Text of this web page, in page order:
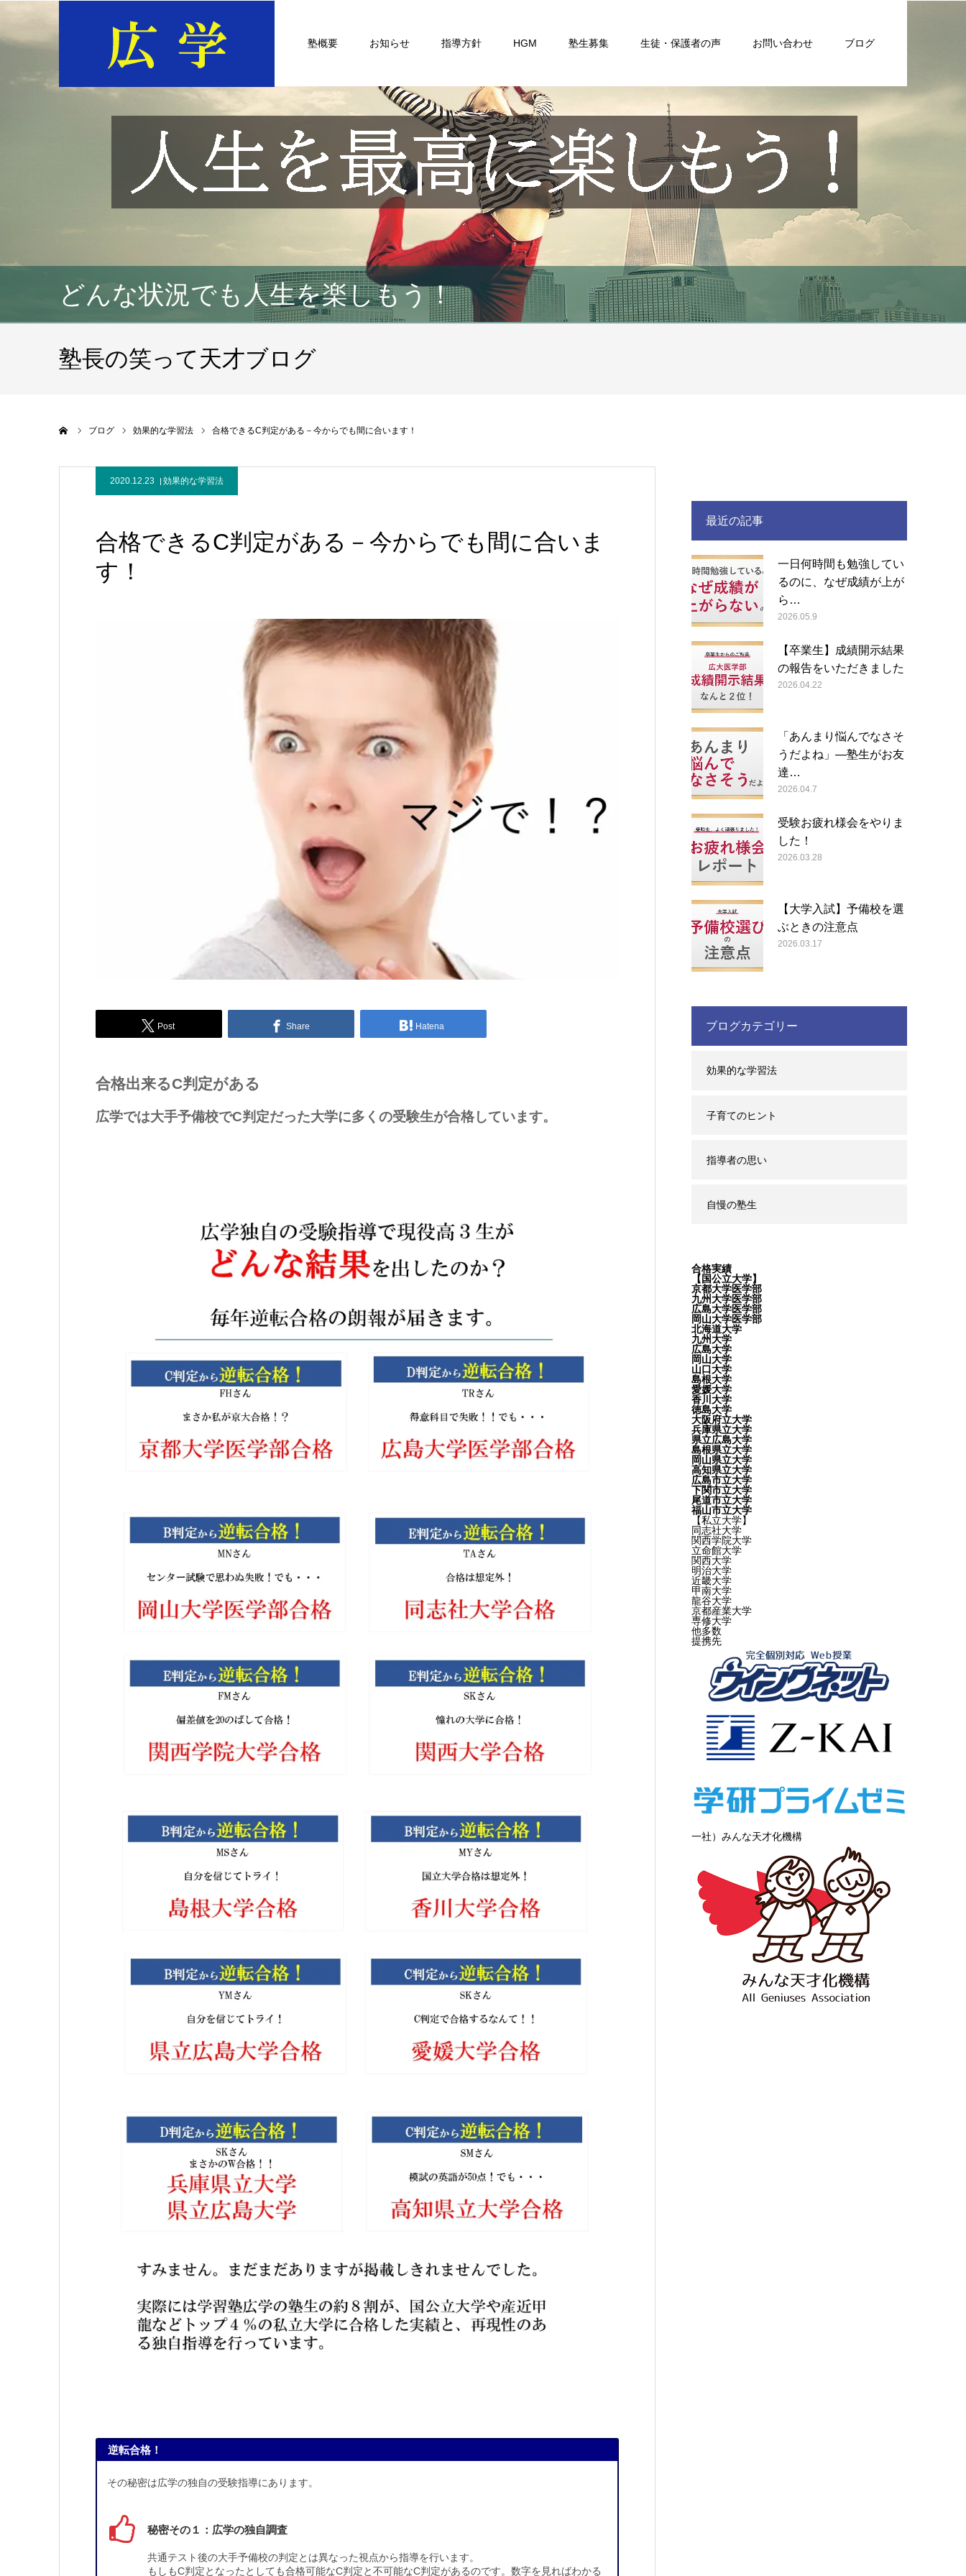
塾概要 お知らせ 指導方針 HGM 塾生募集 生徒・保護者の声 お問い合わせ ブログ
どんな状況でも人生を楽しもう！
塾長の笑って天才ブログ
ブログ 効果的な学習法 合格できるC判定がある－今からでも間に合います！
2020.12.23 効果的な学習法
合格できるC判定がある－今からでも間に合いま
す！
Post Share Hatena
合格出来るC判定がある
広学では大手予備校でC判定だった大学に多くの受験生が合格しています。
逆転合格！
その秘密は広学の独自の受験指導にあります。
秘密その１：広学の独自調査
共通テスト後の大手予備校の判定とは異なった視点から指導を行います。
もしもC判定となったとしても合格可能なC判定と不可能なC判定があるのです。数字を見ればわかる
最近の記事
一日何時間も勉強してい
るのに、なぜ成績が上が
ら…
2026.05.9
【卒業生】成績開示結果
の報告をいただきました
2026.04.22
「あんまり悩んでなさそ
うだよね」―塾生がお友
達…
2026.04.7
受験お疲れ様会をやりま
した！
2026.03.28
【大学入試】予備校を選
ぶときの注意点
2026.03.17
ブログカテゴリー
効果的な学習法
子育てのヒント
指導者の思い
自慢の塾生
合格実績
【国公立大学】
京都大学医学部
九州大学医学部
広島大学医学部
岡山大学医学部
北海道大学
九州大学
広島大学
岡山大学
山口大学
島根大学
愛媛大学
香川大学
徳島大学
大阪府立大学
兵庫県立大学
県立広島大学
島根県立大学
岡山県立大学
高知県立大学
広島市立大学
下関市立大学
尾道市立大学
福山市立大学
【私立大学】
同志社大学
関西学院大学
立命館大学
関西大学
明治大学
近畿大学
甲南大学
龍谷大学
京都産業大学
専修大学
他多数
提携先
一社）みんな天才化機構